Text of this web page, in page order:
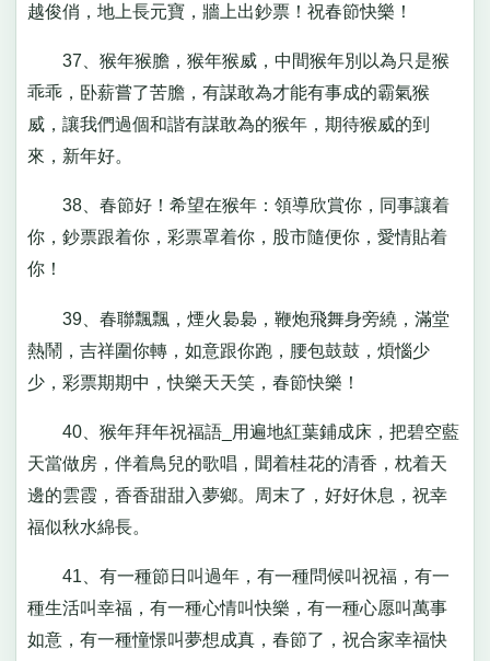
越俊俏，地上長元寶，牆上出鈔票！祝春節快樂！
37、猴年猴膽，猴年猴威，中間猴年別以為只是猴
乖乖，卧薪嘗了苦膽，有謀敢為才能有事成的霸氣猴
威，讓我們過個和諧有謀敢為的猴年，期待猴威的到
來，新年好。
38、春節好！希望在猴年：領導欣賞你，同事讓着
你，鈔票跟着你，彩票罩着你，股市隨便你，愛情貼着
你！
39、春聯飄飄，煙火裊裊，鞭炮飛舞身旁繞，滿堂
熱鬧，吉祥圍你轉，如意跟你跑，腰包鼓鼓，煩惱少
少，彩票期期中，快樂天天笑，春節快樂！
40、猴年拜年祝福語_用遍地紅葉鋪成床，把碧空藍
天當做房，伴着鳥兒的歌唱，聞着桂花的清香，枕着天
邊的雲霞，香香甜甜入夢鄉。周末了，好好休息，祝幸
福似秋水綿長。
41、有一種節日叫過年，有一種問候叫祝福，有一
種生活叫幸福，有一種心情叫快樂，有一種心愿叫萬事
如意，有一種憧憬叫夢想成真，春節了，祝合家幸福快